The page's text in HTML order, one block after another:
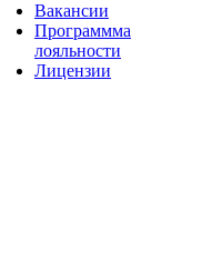
Вакансии
Программма
лояльности
Лицензии